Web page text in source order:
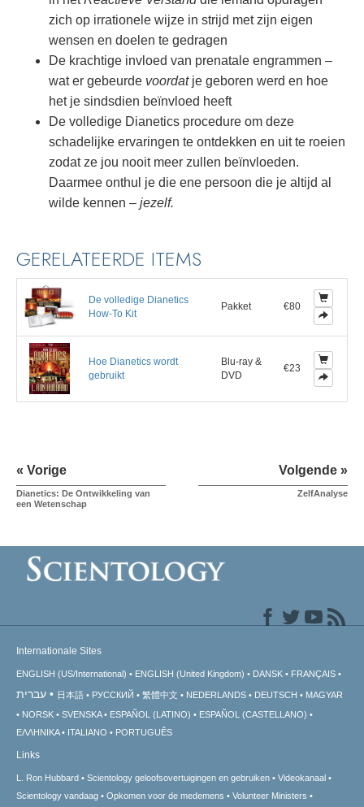
zich op irrationele wijze in strijd met zijn eigen
wensen en doelen te gedragen
De krachtige invloed van prenatale engrammen –
wat er gebeurde voordatje geboren werd en hoe
het je sindsdien beïnvloed heeft
De volledige Dianetics procedure om deze
schadelijke ervaringen te ontdekken en uit te roeien
zodat ze jou nooit meer zullen beïnvloeden.
Daarmee onthul je die ene persoon die je altijd al
wilde kennen – jezelf.
GERELATEERDE ITEMS
De volledige Dianetics
How-To Kit
Pakket €80
Hoe Dianetics wordt
gebruikt
Blu-ray &
DVD
€23
« Vorige
Dianetics: De Ontwikkeling van
een Wetenschap
Volgende »
ZelfAnalyse
Internationale Sites
ENGLISH (US/International) ENGLISH (United Kingdom) DANSK FRANÇAIS
עברית 日本語 РУССКИЙ 繁體中文 NEDERLANDS DEUTSCH
MAGYAR
NORSK
SVENSKA ESPAÑOL (LATINO)
ESPAÑOL (CASTELLANO)
ΕΛΛΗΝΙΚA
ITALIANO PORTUGUÊS
Links
L. Ron Hubbard Scientology geloofsovertuigingen en gebruiken
Videokanaal
Scientology vandaag
Opkomen voor de medemens Volunteer Ministers